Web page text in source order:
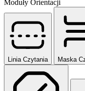
Moduły Orientacji
Linia Czytania Maska